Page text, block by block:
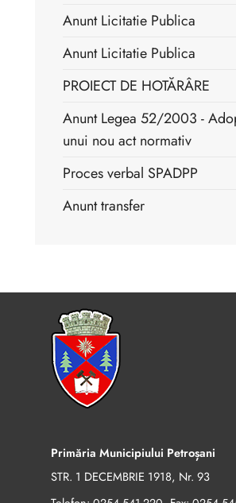
Anunt Licitatie Publica
Anunt Licitatie Publica
PROIECT DE HOTĂRÂRE
Anunt Legea 52/2003 -
unui nou act normativ
Proces verbal SPADPP
Anunt transfer
Primăria Municipiului Petroșani
STR. 1 DECEMBRIE 1918, Nr. 93